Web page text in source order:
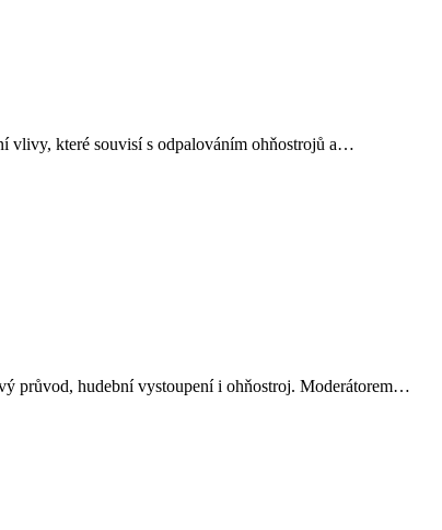
vlivy, které souvisí s odpalováním ohňostrojů a…
průvod, hudební vystoupení i ohňostroj. Moderátorem…